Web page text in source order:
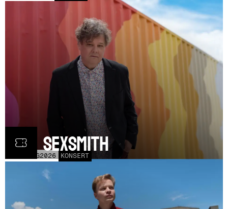
AUG2026 KONSERT
Ron Sexsmith